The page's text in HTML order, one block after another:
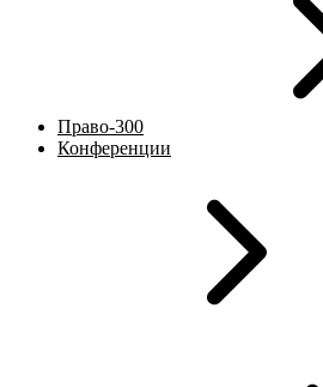
Право-300
Конференции